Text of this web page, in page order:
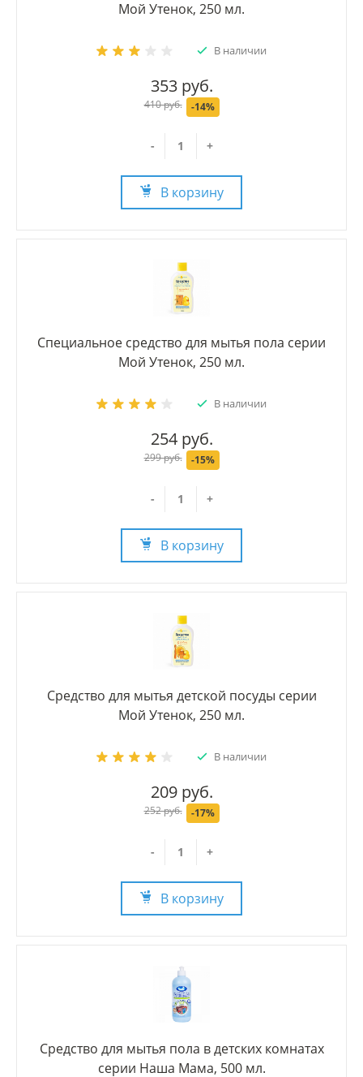
Мой Утенок, 250 мл.
В наличии
353 руб.
410 руб. -14%
- +
В корзину
Специальное средство для мытья пола серии
Мой Утенок, 250 мл.
В наличии
254 руб.
299 руб. -15%
- +
В корзину
Средство для мытья детской посуды серии
Мой Утенок, 250 мл.
В наличии
209 руб.
252 руб. -17%
- +
В корзину
Средство для мытья пола в детских комнатах
серии Наша Мама, 500 мл.